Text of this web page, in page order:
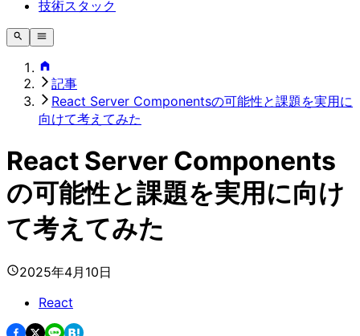
技術スタック
記事
React Server Componentsの可能性と課題を実用に
向けて考えてみた
React Server Components
の可能性と課題を実用に向け
て考えてみた
2025年4月10日
React